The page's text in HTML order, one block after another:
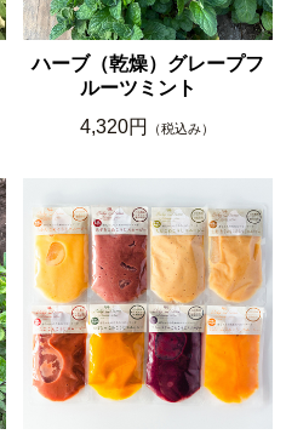
ハーブ（乾燥）グレープフ
ルーツミント
4,320円
（税込み）